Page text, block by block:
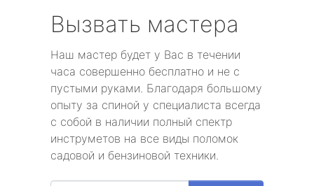
Вызвать мастера
Наш мастер будет у Вас в течении
часа совершенно бесплатно и не с
пустыми руками. Благодаря большому
опыту за спиной у специалиста всегда
с собой в наличии полный спектр
инструметов на все виды поломок
садовой и бензиновой техники.